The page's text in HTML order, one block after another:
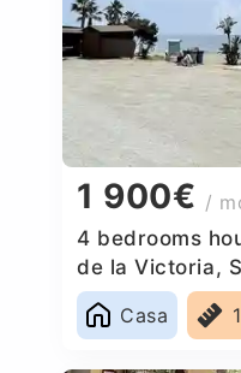
1 900€ /
4 bedrooms
de la Victoria,
Casa